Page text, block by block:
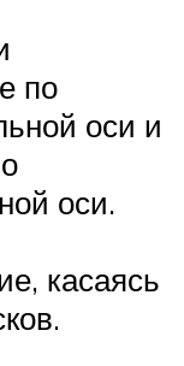
по
оси и
оси.
касаясь